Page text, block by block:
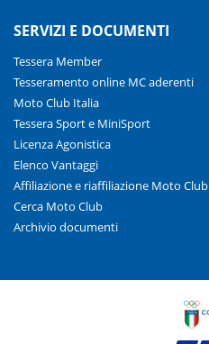
SERVIZI E DOCUMENTI
Tessera Member
Tesseramento online MC aderenti
Moto Club Italia
Tessera Sport e MiniSport
Licenza Agonistica
Elenco Vantaggi
Affiliazione e riaffiliazione Moto Club
Cerca Moto Club
Archivio documenti